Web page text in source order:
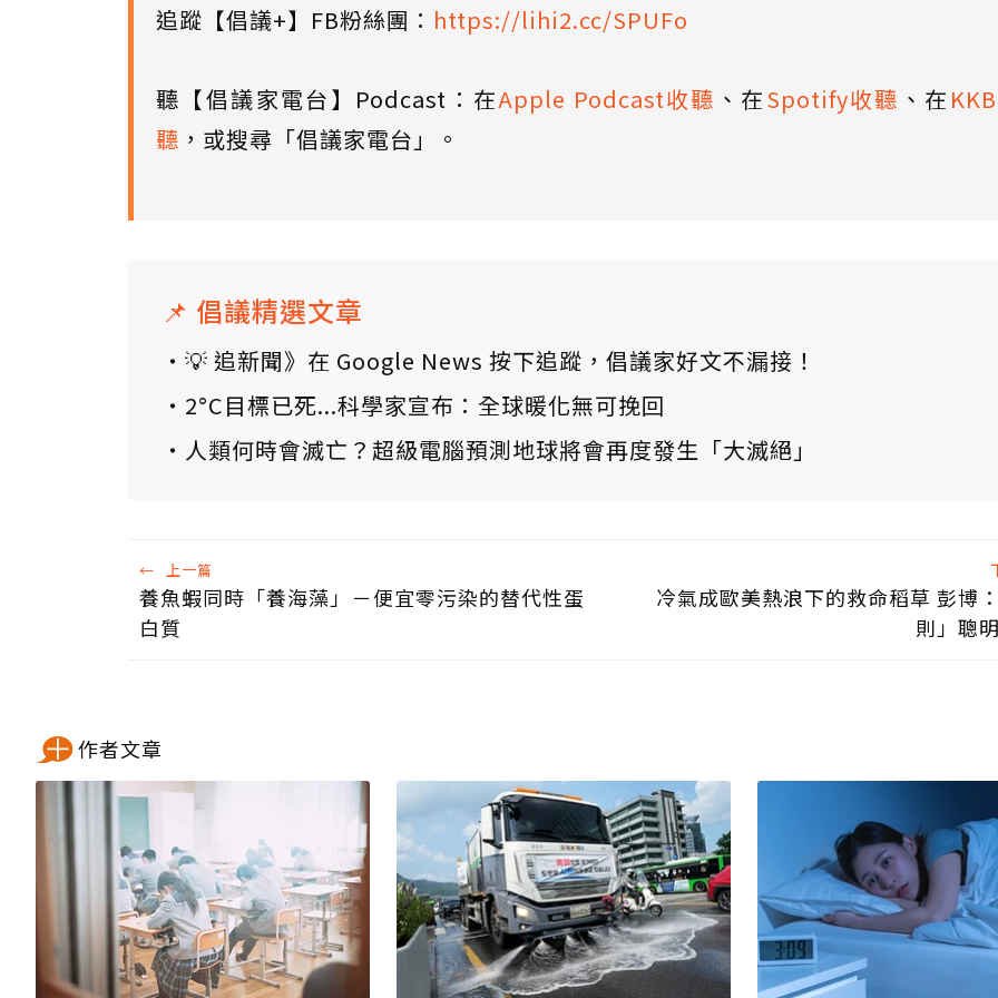
追蹤【倡議+】FB粉絲團： https://lihi2.cc/SPUFo
聽【倡議家電台】Podcast：在Apple Podcast收聽 、在Spotify收聽 、在
聽 ，或搜尋「倡議家電台」。
📌 倡議精選文章
💡 追新聞》在 Google News 按下追蹤，倡議家好文不漏接！
2°C目標已死...科學家宣布：全球暖化無可挽回
人類何時會滅亡？超級電腦預測地球將會再度發生「大滅絕」
← 上一篇
養魚蝦同時「養海藻」－便宜零污染的替代性蛋
白質
冷氣成歐美熱浪下的救命稻草 彭博
則」聰
作者文章